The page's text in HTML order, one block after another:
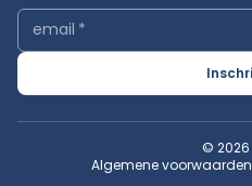
email *
© 2026
Algemene voorwaarden